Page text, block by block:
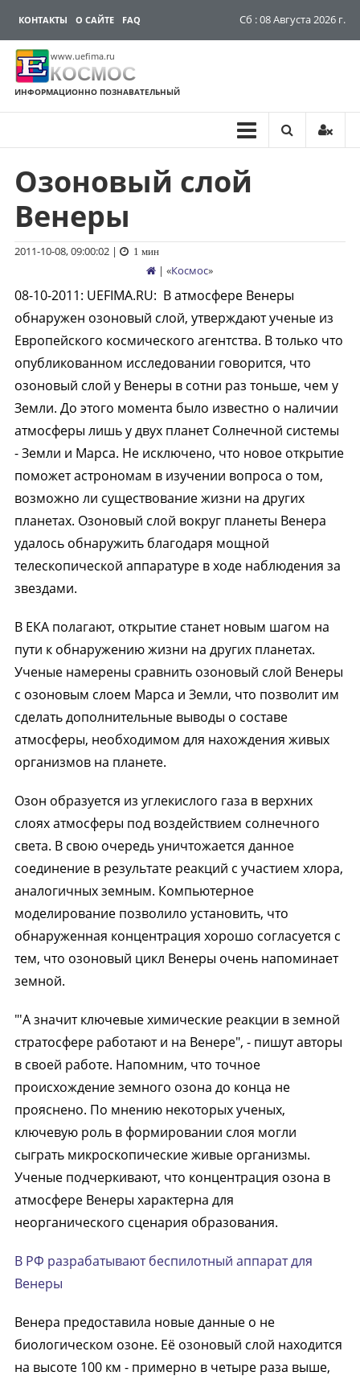
КОНТАКТЫ О САЙТЕ FAQ Сб : 08 Августа 2026 г.
www.uefima.ru
КОСМОС
ИНФОРМАЦИОННО ПОЗНАВАТЕЛЬНЫЙ
Перейти
содержимому
Озоновый слой
Венеры
2011-10-08, 09:00:02| 1 мин
| «Космос»
08-10-2011: UEFIMA.RU: В атмосфере Венеры
обнаружен озоновый слой, утверждают ученые из
Европейского космического агентства. В только что
опубликованном исследовании говорится, что
озоновый слой у Венеры в сотни раз тоньше, чем у
Земли. До этого момента было известно о наличии
атмосферы лишь у двух планет Солнечной системы
- Земли и Марса. Не исключено, что новое открытие
поможет астрономам в изучении вопроса о том,
возможно ли существование жизни на других
планетах. Озоновый слой вокруг планеты Венера
удалось обнаружить благодаря мощной
телескопической аппаратуре в ходе наблюдения за
звездами.
В ЕКА полагают, открытие станет новым шагом на
пути к обнаружению жизни на других планетах.
Ученые намерены сравнить озоновый слой Венеры
с озоновым слоем Марса и Земли, что позволит им
сделать дополнительные выводы о составе
атмосферы, необходимом для нахождения живых
организмов на планете.
Озон образуется из углекислого газа в верхних
слоях атмосферы под воздействием солнечного
света. В свою очередь уничтожается данное
соединение в результате реакций с участием хлора,
аналогичных земным. Компьютерное
моделирование позволило установить, что
обнаруженная концентрация хорошо согласуется с
тем, что озоновый цикл Венеры очень напоминает
земной.
"'А значит ключевые химические реакции в земной
стратосфере работают и на Венере", - пишут авторы
в своей работе. Напомним, что точное
происхождение земного озона до конца не
прояснено. По мнению некоторых ученых,
ключевую роль в формировании слоя могли
сыграть микроскопические живые организмы.
Ученые подчеркивают, что концентрация озона в
атмосфере Венеры характерна для
неорганического сценария образования.
В РФ разрабатывают беспилотный аппарат для
Венеры
Венера предоставила новые данные о не
биологическом озоне. Её озоновый слой находится
на высоте 100 км - примерно в четыре раза выше,